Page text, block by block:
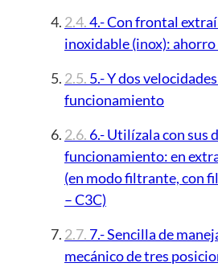
4.- Con frontal
inoxidable (inox): ahorro
5.- Y dos
funcionamiento
6.- Utilízala con sus
funcionamiento: en
(en modo filtrante, con
– C3C)
7.- Sencilla de
mecánico de tres